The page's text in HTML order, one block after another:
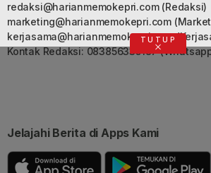
redaksi@harianmemokepri.com(Redaksi)
marketing@harianmemokepri.com
kerjasama@harianmemokepri.com
Kontak Redaksi: 083856335187
Jelajahi Berita di Apps Kami
TUTUP